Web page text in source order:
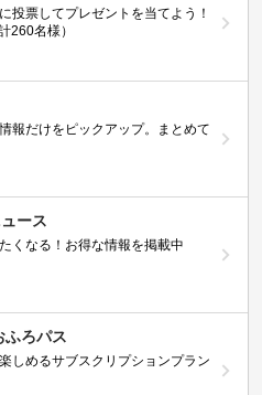
投票してプレゼントを当てよう！
260名様）
報だけをピックアップ。まとめて
ース
くなる！お得な情報を掲載中
ふろパス
しめるサブスクリプションプラン